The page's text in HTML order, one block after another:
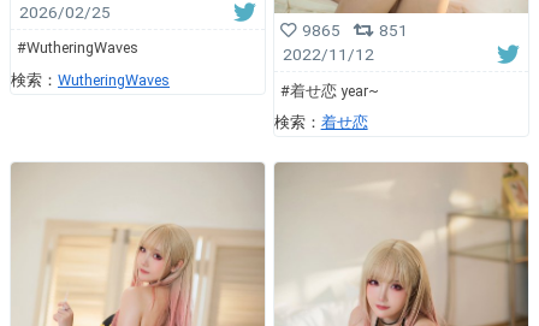
2026/02/25
#WutheringWaves
検索： WutheringWaves
9865
851
2022/11/12
#着せ恋 year~
検索： 着せ恋